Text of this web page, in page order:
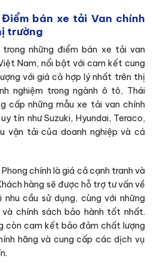
bán xe tải Van chính
trường
những điểm bán xe tải van
Nam, nổi bật với cam kết cung
với giá cả hợp lý nhất trên thị
nghiệm trong ngành ô tô, Thái
cấp những mẫu xe tải van chính
tín như Suzuki, Hyundai, Teraco,
vận tải của doanh nghiệp và cá
chính là giá cả cạnh tranh và
hàng sẽ được hỗ trợ tư vấn về
cầu sử dụng, cùng với những
chính sách bảo hành tốt nhất.
còn cam kết bảo đảm chất lượng
hãng và cung cấp các dịch vụ